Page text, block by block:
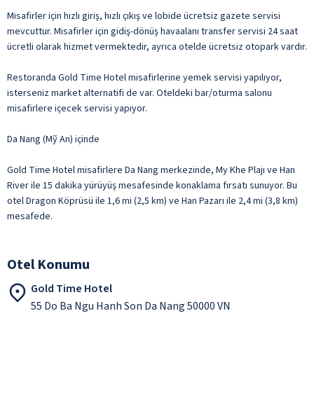
Misafirler için hızlı giriş, hızlı çıkış ve lobide ücretsiz gazete servisi
mevcuttur. Misafirler için gidiş-dönüş havaalanı transfer servisi 24 saat
ücretli olarak hizmet vermektedir, ayrıca otelde ücretsiz otopark vardır.
Restoranda Gold Time Hotel misafirlerine yemek servisi yapılıyor,
isterseniz market alternatifi de var. Oteldeki bar/oturma salonu
misafirlere içecek servisi yapıyor.
Da Nang (Mỹ An) içinde
Gold Time Hotel misafirlere Da Nang merkezinde, My Khe Plajı ve Han
River ile 15 dakika yürüyüş mesafesinde konaklama fırsatı sunuyor. Bu
otel Dragon Köprüsü ile 1,6 mi (2,5 km) ve Han Pazarı ile 2,4 mi (3,8 km)
mesafede.
Otel Konumu
Gold Time Hotel
55 Do Ba Ngu Hanh Son Da Nang 50000 VN